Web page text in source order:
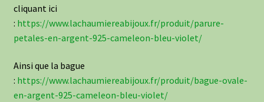
cliquant ici
: https://www.lachaumiereabijoux.fr/produit/parure-
petales-en-argent-925-cameleon-bleu-violet/
Ainsi que la bague
: https://www.lachaumiereabijoux.fr/produit/bague-ovale-
en-argent-925-cameleon-bleu-violet/